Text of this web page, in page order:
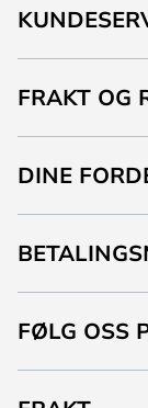
FRAKT OG
DINE
FØLG OSS